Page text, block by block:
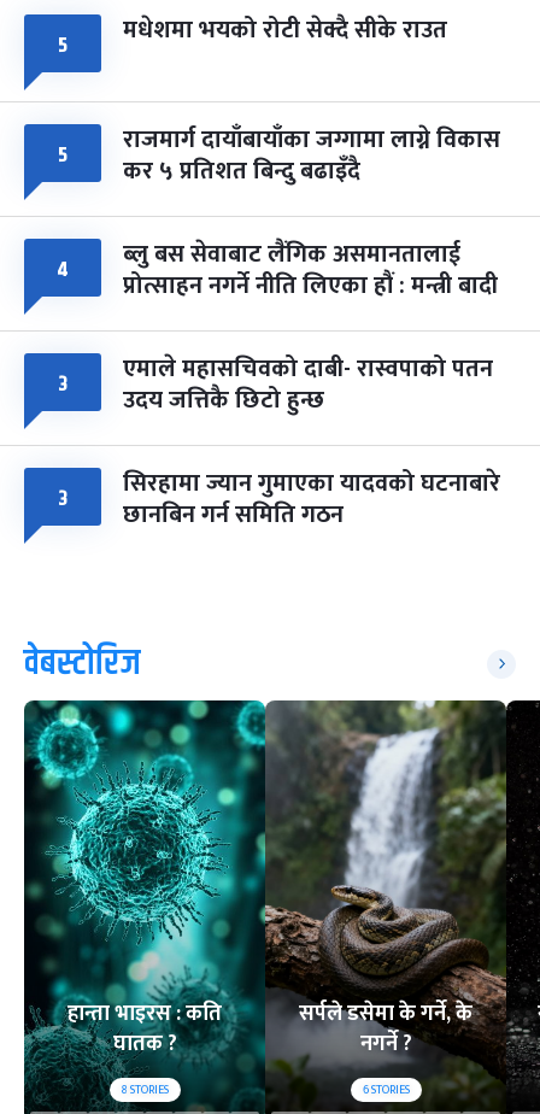
५ मधेशमा भयको रोटी सेक्दै सीके राउत
५ राजमार्ग दायाँबायाँका जग्गामा लाग्ने विकास
कर ५ प्रतिशत बिन्दु बढाइँदै
४ ब्लु बस सेवाबाट लैंगिक असमानतालाई
प्रोत्साहन नगर्ने नीति लिएका हौं : मन्त्री बादी
३ एमाले महासचिवको दाबी- रास्वपाको पतन
उदय जत्तिकै छिटो हुन्छ
३ सिरहामा ज्यान गुमाएका यादवको घटनाबारे
छानबिन गर्न समिति गठन
वेबस्टोरिज
हान्ता भाइरस : कति
घातक ?
8STORIES
सर्पले डसेमा के गर्ने, के
नगर्ने ?
6STORIES